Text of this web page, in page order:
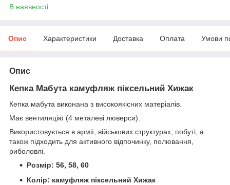
В наявності
Опис Характеристики Доставка Оплата Умови
Опис
Кепка Мабута камуфляж піксельний Хижак
Кепка мабута виконана з високоякісних матеріалів.
Має вентиляцію (4 металеві люверси).
Використовується в армії, військових структурах, побуті, а
також підходить для активного відпочинку, полювання,
риболовлі.
Розмір: 56, 58, 60
Колір: камуфляж піксельний Хижак